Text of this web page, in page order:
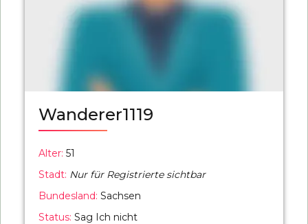
Wanderer1119
Alter: 51
Stadt: Nur für Registrierte sichtbar
Bundesland: Sachsen
Status: Sag Ich nicht